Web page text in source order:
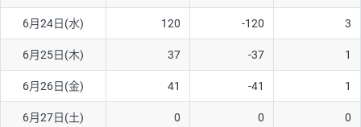
6月24日(水) 120 -120 3
6月25日(木) 37 -37 1
6月26日(金) 41 -41 1
6月27日(土) 0 0 0